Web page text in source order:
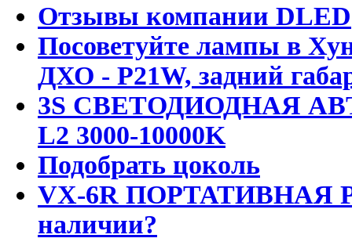
Отзывы компании DLED
Посоветуйте лампы в
ДХО - P21W, задний
3S СВЕТОДИОДНАЯ
L2 3000-10000K
Подобрать цоколь
VX-6R ПОРТАТИВНАЯ
наличии?